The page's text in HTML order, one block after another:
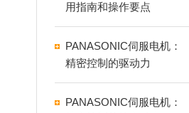
用指南和操作要点
PANASONIC伺服电机：
精密控制的驱动力
PANASONIC伺服电机：